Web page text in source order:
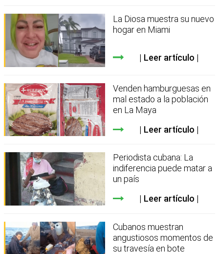
La Diosa muestra su nuevo
hogar en Miami
Leer artículo
Venden hamburguesas en
mal estado a la población
en La Maya
Leer artículo
Periodista cubana: La
indiferencia puede matar a
un país
Leer artículo
Cubanos muestran
angustiosos momentos de
su travesía en bote